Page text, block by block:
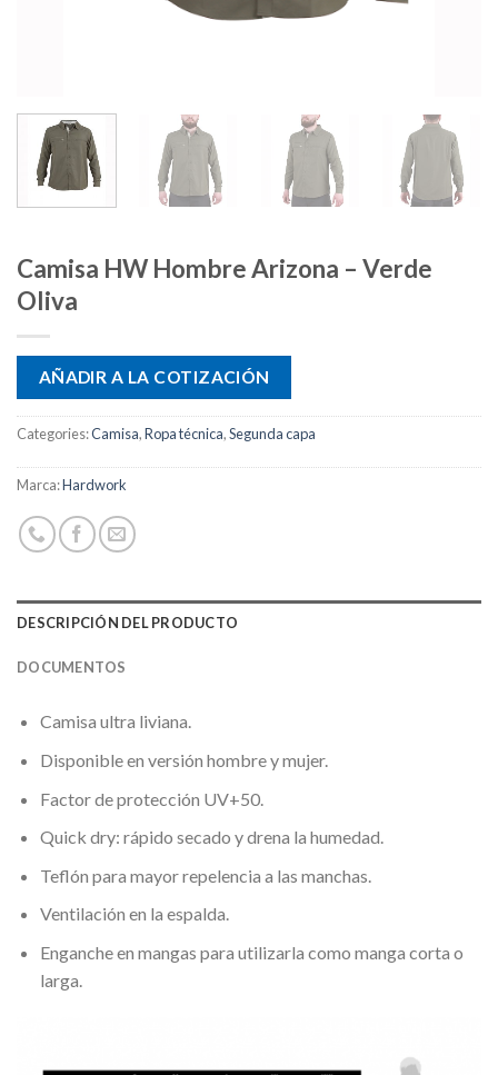
Camisa HW Hombre Arizona – Verde
Oliva
AÑADIR A LA COTIZACIÓN
Categories:Camisa,Ropa técnica,Segunda capa
Marca:Hardwork
DESCRIPCIÓN DEL PRODUCTO
DOCUMENTOS
Camisa ultra liviana.
Disponible en versión hombre y mujer.
Factor de protección UV+50.
Quick dry: rápido secado y drena la humedad.
Teflón para mayor repelencia a las manchas.
Ventilación en la espalda.
Enganche en mangas para utilizarla como manga corta o
larga.